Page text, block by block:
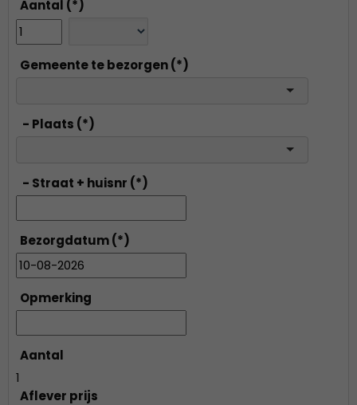
Aantal (*)
Gemeente te bezorgen(*)
- Plaats (*)
- Straat + huisnr (*)
Bezorgdatum(*)
Opmerking
Aantal
1
Aflever prijs